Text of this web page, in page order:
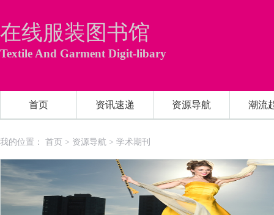
在线服装图书馆
Textile And Garment Digit-libary
首页 资讯速递 资源导航 潮流
我的位置： 首页 > 资源导航 > 学术期刊